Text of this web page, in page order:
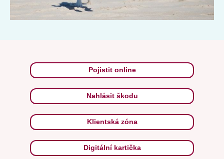
Pojistit online
Nahlásit škodu
Klientská zóna
Digitální kartička